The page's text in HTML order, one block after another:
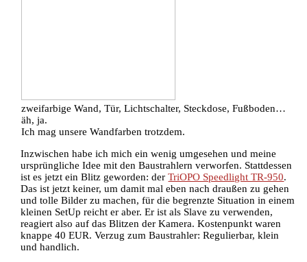
zweifarbige Wand, Tür, Lichtschalter, Steckdose, Fußboden…
äh, ja.
Ich mag unsere Wandfarben trotzdem.
Inzwischen habe ich mich ein wenig umgesehen und meine
ursprüngliche Idee mit den Baustrahlern verworfen. Stattdessen
ist es jetzt ein Blitz geworden: derTriOPO Speedlight TR-950.
Das ist jetzt keiner, um damit mal eben nach draußen zu gehen
und tolle Bilder zu machen, für die begrenzte Situation in einem
kleinen SetUp reicht er aber. Er ist als Slave zu verwenden,
reagiert also auf das Blitzen der Kamera. Kostenpunkt waren
knappe 40 EUR. Verzug zum Baustrahler: Regulierbar, klein
und handlich.